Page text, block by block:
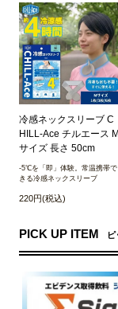
冷感ネックスリーブ C
HILL-Ace チルエース M
サイズ 長さ 50cm
-5℃を「即」体験。常温携帯で
きる冷感ネックスリーブ
220円(税込)
PICK UP ITEM